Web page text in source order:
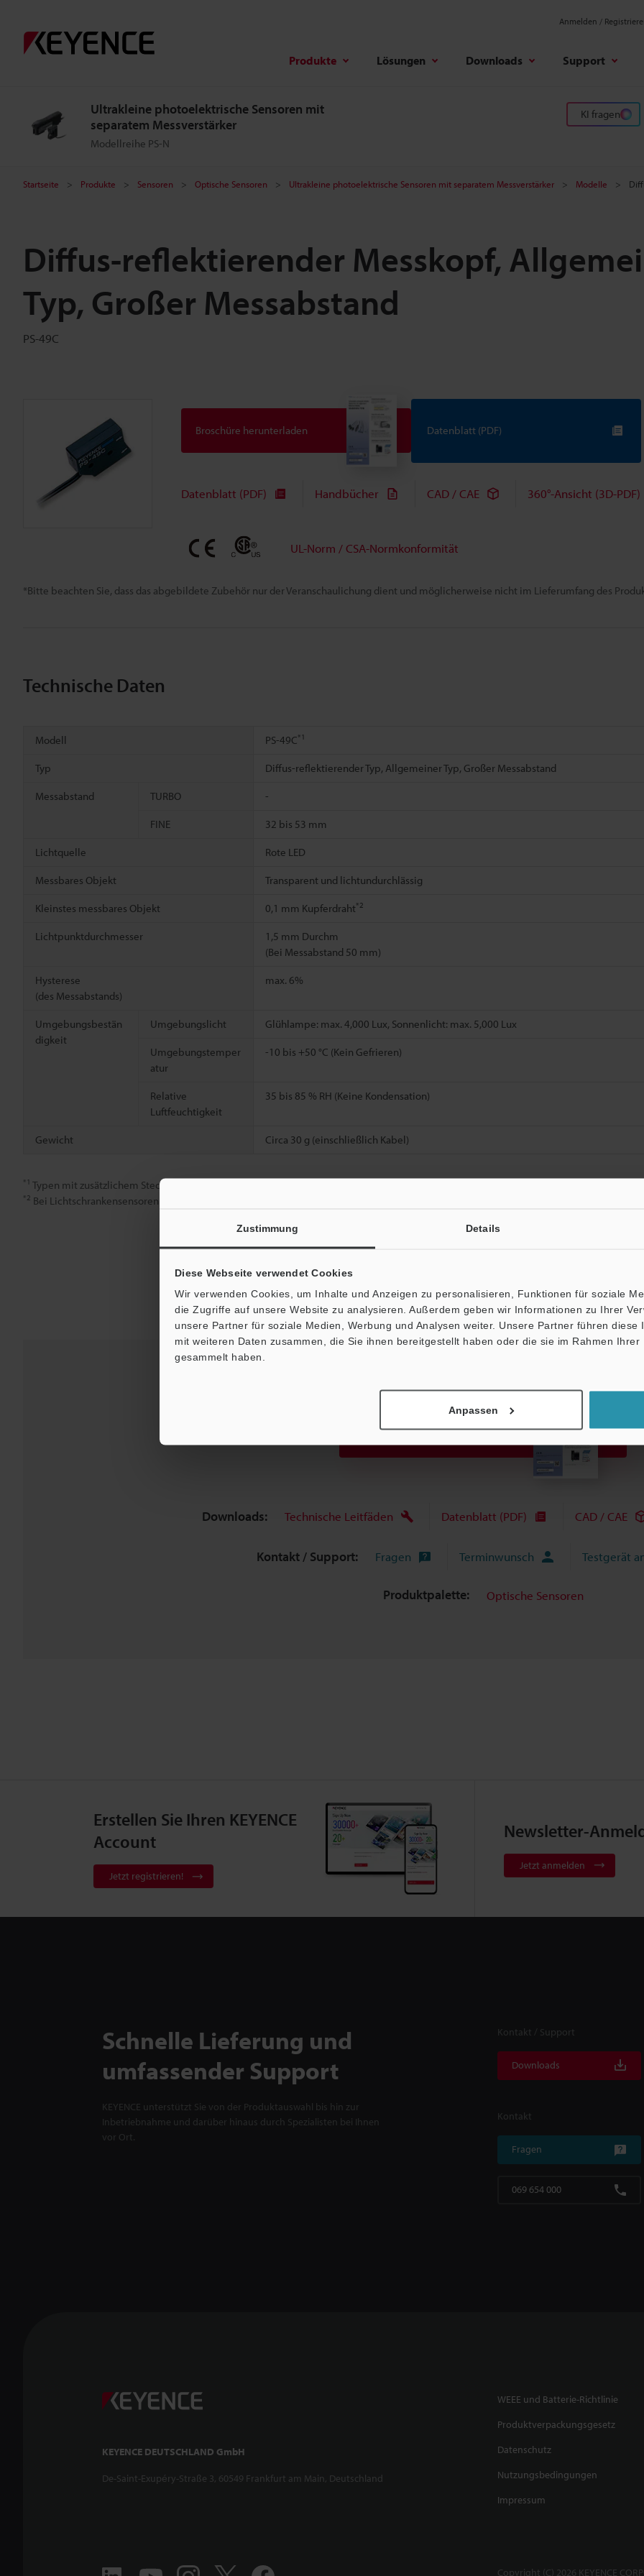
Zustimmung Details
Diese Webseite verwendet Cookies
Wir verwenden Cookies, um Inhalte und Anzeigen zu personalisieren, Funktionen für soziale
die Zugriffe auf unsere Website zu analysieren. Außerdem geben wir Informationen zu Ihrer
unsere Partner für soziale Medien, Werbung und Analysen weiter. Unsere Partner führen diese
mit weiteren Daten zusammen, die Sie ihnen bereitgestellt haben oder die sie im Rahmen Ihrer
gesammelt haben.
Anpassen
Anmelden /
Produkte Lösungen Downloads Support
Ultrakleine photoelektrische Sensoren mit
separatem Messverstärker
Modellreihe PS-N
KI fragen
Startseite Produkte Sensoren Optische Sensoren Ultrakleine photoelektrische Sensoren mit separatem Messverstärker Modelle
Diffus-reflektierender Messkopf,
Typ, Großer Messabstand
PS-49C
*Bitte beachten Sie, dass das abgebildete Zubehör nur der Veranschaulichung dient und möglicherweise nicht im Lieferumfang des
Broschüre herunterladen Datenblatt (PDF)
Datenblatt (PDF) Handbücher CAD / CAE 360°-Ansicht (3D-PDF)
UL-Norm / CSA-Normkonformität
Technische Daten
Modell PS-49C*1
Typ Diffus-reflektierender Typ, Allgemeiner Typ, Großer Messabstand
Messabstand TURBO -
FINE 32 bis 53 mm
Lichtquelle Rote LED
Messbares Objekt Transparent und lichtundurchlässig
Kleinstes messbares Objekt 0,1 mm Kupferdraht*2
Lichtpunktdurchmesser
1,5 mm Durchm
(Bei Messabstand 50 mm)
Hysterese
(des Messabstands)
max. 6%
Umgebungsbestän
digkeit
Umgebungslicht Glühlampe: max. 4,000 Lux, Sonnenlicht: max. 5,000 Lux
Umgebungstemper
atur
-10 bis +50 °C (Kein Gefrieren)
Relative
Luftfeuchtigkeit
35 bis 85 % RH (Keine Kondensation)
Gewicht Circa 30 g (einschließlich Kabel)
*1 Typen mit zusätzlichem Stecker
*2 Bei Lichtschrankensensoren gibt das kleinste messbare Objekt die Größe eines messbaren Objekts aus dem höchstmöglichen
Broschüre herunterladen
Downloads: Technische Leitfäden Datenblatt (PDF) CAD / CAE
Kontakt / Support: Fragen Terminwunsch Testgerät
Produktpalette: Optische Sensoren
Erstellen Sie Ihren KEYENCE
Account
Jetzt registrieren!
Newsletter-
Jetzt anmelden
Schnelle Lieferung und
umfassender Support
KEYENCE unterstützt Sie von der Produktauswahl bis hin zur
Inbetriebnahme und darüber hinaus durch Spezialisten bei Ihnen
vor Ort.
Kontakt / Support
Downloads
Kontakt
Fragen
069 654 000
KEYENCE DEUTSCHLAND GmbH
De-Saint-Exupéry-Straße 3, 60549 Frankfurt am Main, Deutschland
WEEE und Batterie-Richtlinie
Produktverpackungsgesetz
Datenschutz
Nutzungsbedingungen
Impressum
Copyright (C) 2026 KEYENCE